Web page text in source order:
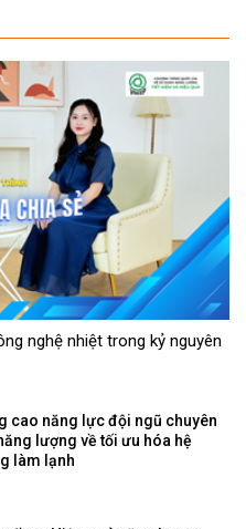
nghệ nhiệt trong kỷ nguyên
cao năng lực đội ngũ chuyên
lượng về tối ưu hóa hệ
làm lạnh